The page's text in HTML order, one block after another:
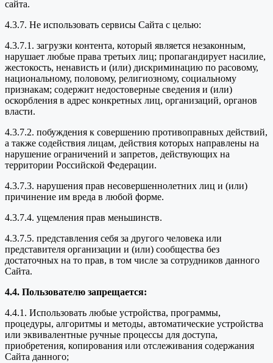
сайта.
4.3.7. Не использовать сервисы Сайта с целью:
4.3.7.1. загрузки контента, который является незаконным,
нарушает любые права третьих лиц; пропагандирует насилие,
жестокость, ненависть и (или) дискриминацию по расовому,
национальному, половому, религиозному, социальному
признакам; содержит недостоверные сведения и (или)
оскорбления в адрес конкретных лиц, организаций, органов
власти.
4.3.7.2. побуждения к совершению противоправных действий,
а также содействия лицам, действия которых направлены на
нарушение ограничений и запретов, действующих на
территории Российской Федерации.
4.3.7.3. нарушения прав несовершеннолетних лиц и (или)
причинение им вреда в любой форме.
4.3.7.4. ущемления прав меньшинств.
4.3.7.5. представления себя за другого человека или
представителя организации и (или) сообщества без
достаточных на то прав, в том числе за сотрудников данного
Сайта.
4.4. Пользователю запрещается:
4.4.1. Использовать любые устройства, программы,
процедуры, алгоритмы и методы, автоматические устройства
или эквивалентные ручные процессы для доступа,
приобретения, копирования или отслеживания содержания
Сайта данного;